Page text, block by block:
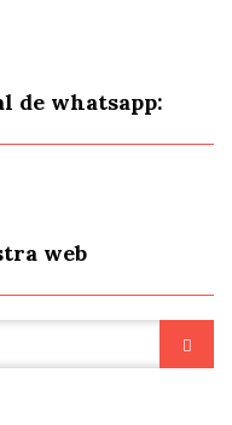
de whatsapp:
web